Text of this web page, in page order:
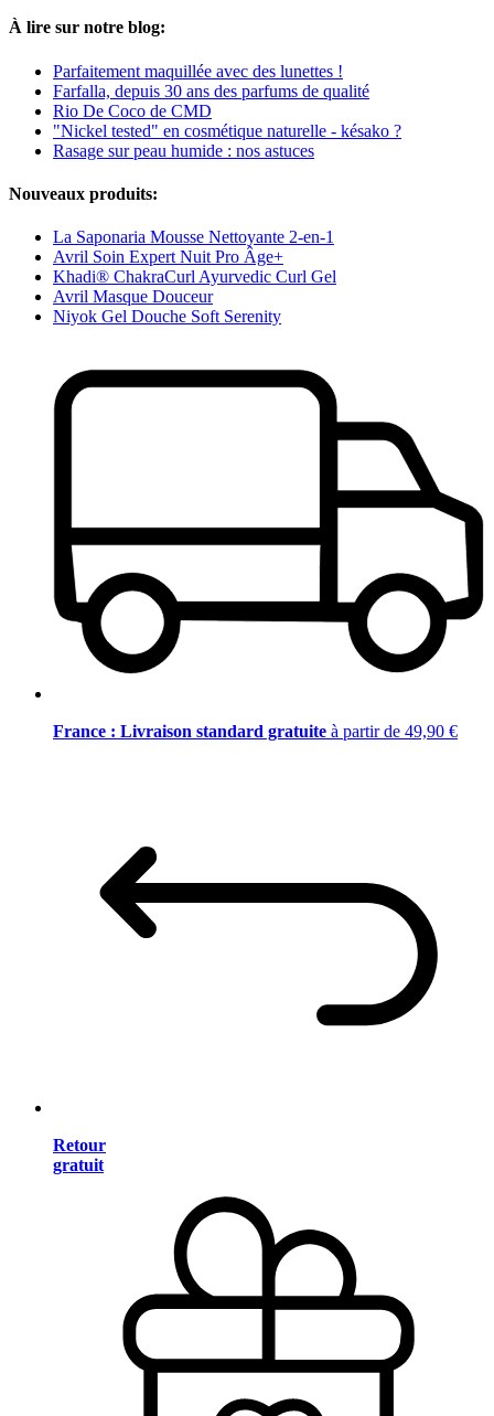
À lire sur notre blog:
Parfaitement maquillée avec des lunettes !
Farfalla, depuis 30 ans des parfums de qualité
Rio De Coco de CMD
"Nickel tested" en cosmétique naturelle - késako ?
Rasage sur peau humide : nos astuces
Nouveaux produits:
La Saponaria Mousse Nettoyante 2-en-1
Avril Soin Expert Nuit Pro Âge+
Khadi® ChakraCurl Ayurvedic Curl Gel
Avril Masque Douceur
Niyok Gel Douche Soft Serenity
France : Livraison standard gratuite à partir de 49,90 €
Retour
gratuit